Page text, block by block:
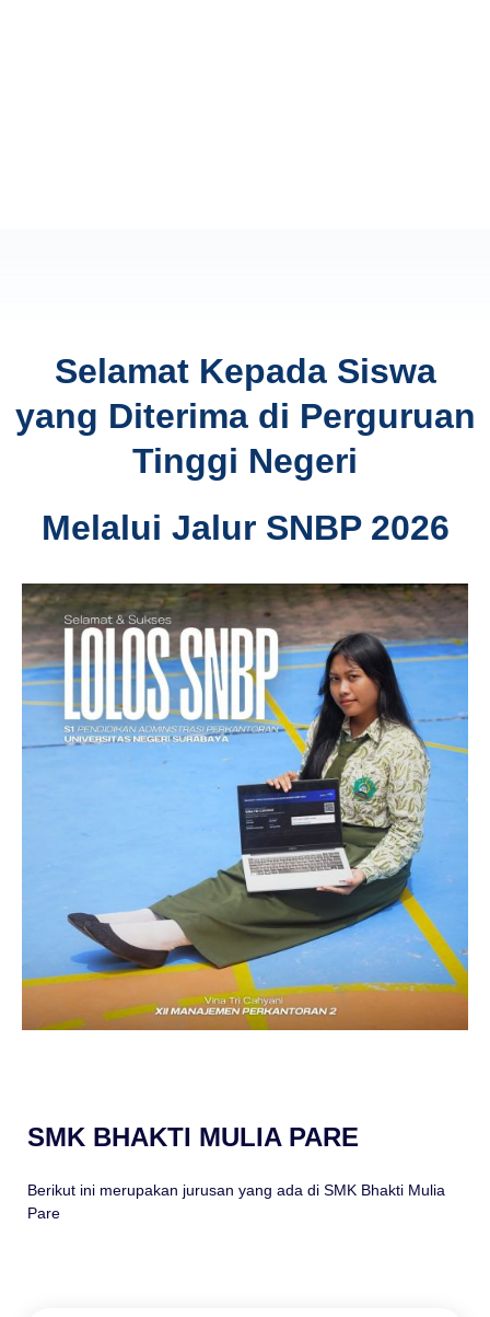
Selamat Kepada Siswa
yang Diterima di Perguruan
Tinggi Negeri
Melalui Jalur SNBP 2026
SMK BHAKTI MULIA PARE
Berikut ini merupakan jurusan yang ada di SMK Bhakti Mulia
Pare